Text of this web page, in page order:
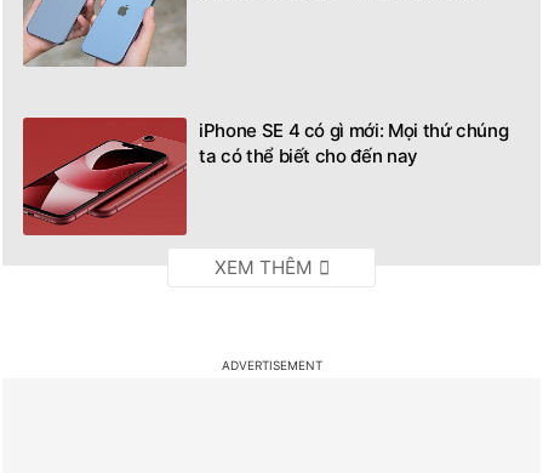
iPhone SE 4 có gì mới: Mọi thứ chúng
ta có thể biết cho đến nay